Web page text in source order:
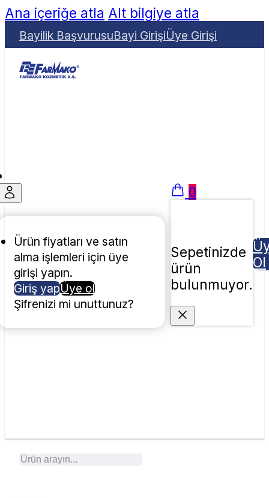
Ana içeriğe atla Alt bilgiye atla
Bayilik BaşvurusuBayi GirişiÜye Girişi
Ürün fiyatları ve satın
alma işlemleri için üye
girişi yapın.
Giriş yapÜye ol
Şifrenizi mi unuttunuz?
0
Sepetinizde
ürün
bulunmuyor.
Ol